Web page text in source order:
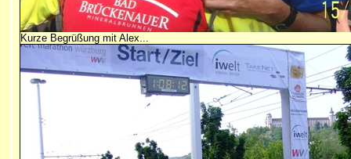
Kurze Begrüßung mit Alex...